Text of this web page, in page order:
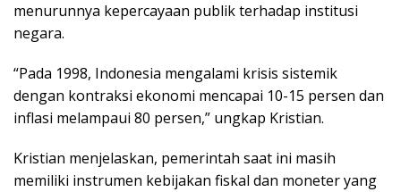
menurunnya kepercayaan publik terhadap institusi
negara.
“Pada 1998, Indonesia mengalami krisis sistemik
dengan kontraksi ekonomi mencapai 10-15 persen dan
inflasi melampaui 80 persen,” ungkap Kristian.
Kristian menjelaskan, pemerintah saat ini masih
memiliki instrumen kebijakan fiskal dan moneter yang